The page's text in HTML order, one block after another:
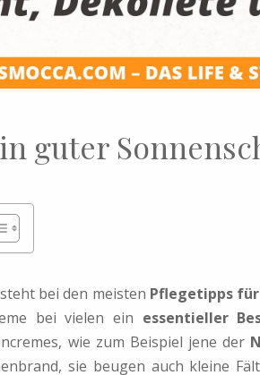
guter
bei den meisten Pflegetipps
bei vielen ein essentieller
wie zum Beispiel jene der
sie beugen auch kleine